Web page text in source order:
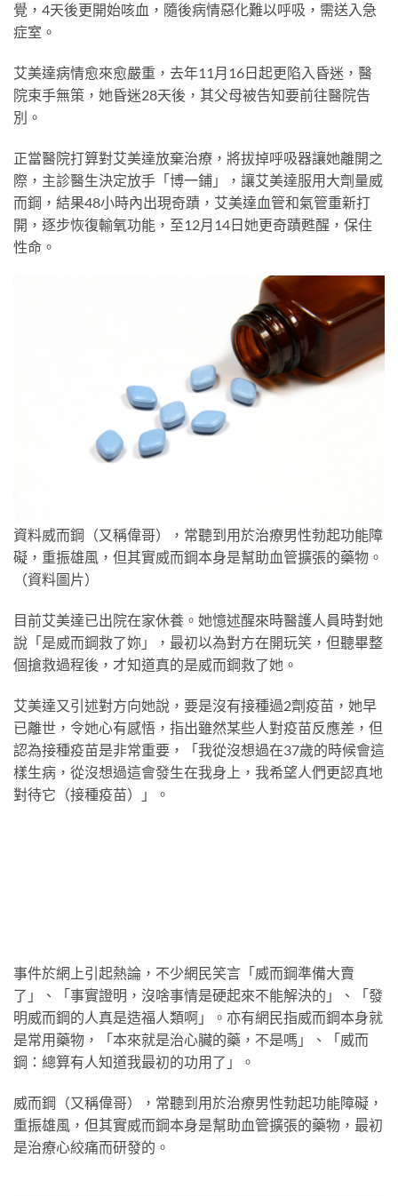
覺，4天後更開始咳血，隨後病情惡化難以呼吸，需送入急
症室。
艾美達病情愈來愈嚴重，去年11月16日起更陷入昏迷，醫
院束手無策，她昏迷28天後，其父母被告知要前往醫院告
別。
正當醫院打算對艾美達放棄治療，將拔掉呼吸器讓她離開之
際，主診醫生決定放手「博一鋪」，讓艾美達服用大劑量威
而鋼，結果48小時內出現奇蹟，艾美達血管和氣管重新打
開，逐步恢復輸氧功能，至12月14日她更奇蹟甦醒，保住
性命。
資料威而鋼（又稱偉哥），常聽到用於治療男性勃起功能障
礙，重振雄風，但其實威而鋼本身是幫助血管擴張的藥物。
（資料圖片）
目前艾美達已出院在家休養。她憶述醒來時醫護人員時對她
說「是威而鋼救了妳」，最初以為對方在開玩笑，但聽畢整
個搶救過程後，才知道真的是威而鋼救了她。
艾美達又引述對方向她說，要是沒有接種過2劑疫苗，她早
已離世，令她心有感悟，指出雖然某些人對疫苗反應差，但
認為接種疫苗是非常重要，「我從沒想過在37歲的時候會這
樣生病，從沒想過這會發生在我身上，我希望人們更認真地
對待它（接種疫苗）」。
事件於網上引起熱論，不少網民笑言「威而鋼準備大賣
了」、「事實證明，沒啥事情是硬起來不能解決的」、「發
明威而鋼的人真是造福人類啊」。亦有網民指威而鋼本身就
是常用藥物，「本來就是治心臟的藥，不是嗎」、「威而
鋼：總算有人知道我最初的功用了」。
威而鋼（又稱偉哥），常聽到用於治療男性勃起功能障礙，
重振雄風，但其實威而鋼本身是幫助血管擴張的藥物，最初
是治療心絞痛而研發的。